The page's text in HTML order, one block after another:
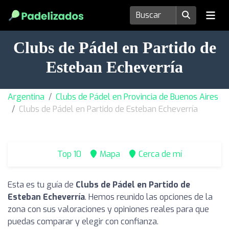
Clubs de Pádel en Partido de
Esteban Echeverría
Argentina
Clubs de Pádel en Provincia de Buenos Aires
Clubs de Pádel en Partido de Esteban Echeverría
Top 10 Mapa Cerca de mí
Esta es tu guía de Clubs de Pádel en Partido de
Esteban Echeverría. Hemos reunido las opciones de la
zona con sus valoraciones y opiniones reales para que
puedas comparar y elegir con confianza.